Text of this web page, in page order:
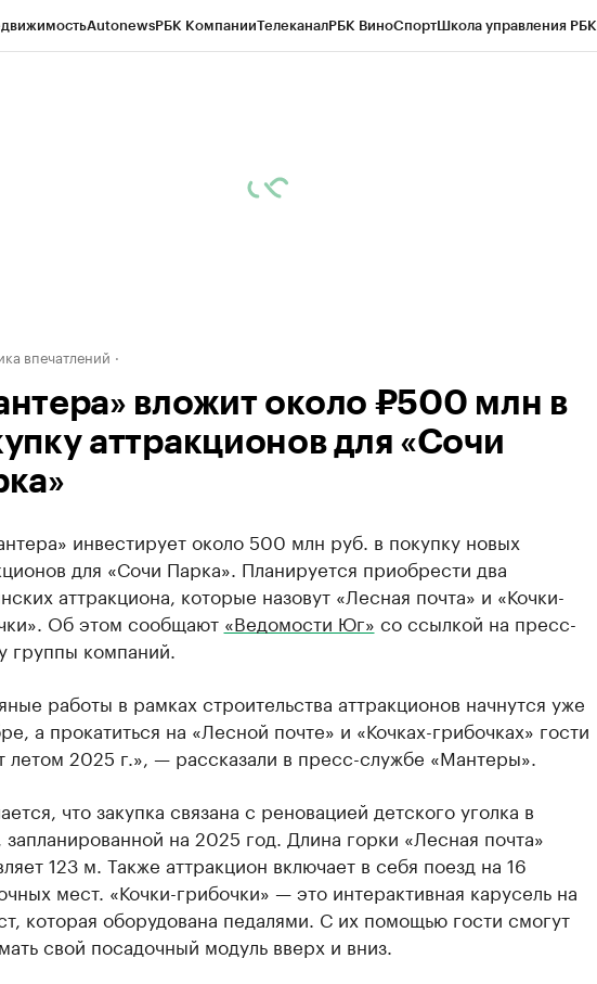
AutonewsРБК КомпанииТелеканалРБК ВиноСпортШкола управления РБК
впечатлений
вложит около ₽500 млн в
аттракционов для «Сочи
инвестирует около 500 млн руб. в покупку новых
для «Сочи Парка». Планируется приобрести два
аттракциона, которые назовут «Лесная почта» и «Кочки-
Об этом сообщают «Ведомости Юг» со ссылкой на пресс-
группы компаний.
работы в рамках строительства аттракционов начнутся уже
а прокатиться на «Лесной почте» и «Кочках-грибочках» гости
летом 2025 г.», — рассказали в пресс-службе «Мантеры».
что закупка связана с реновацией детского уголка в
запланированной на 2025 год. Длина горки «Лесная почта»
123 м. Также аттракцион включает в себя поезд на 16
мест. «Кочки-грибочки» — это интерактивная карусель на
которая оборудована педалями. С их помощью гости смогут
свой посадочный модуль вверх и вниз.